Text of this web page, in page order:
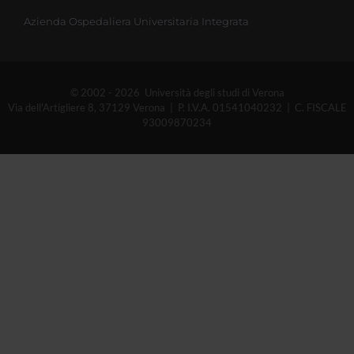
Azienda Ospedaliera Universitaria Integrata
© 2002 - 2026 Università degli studi di Verona
Via dell'Artigliere 8, 37129 Verona | P. I.V.A. 01541040232 | C. FISCALE
93009870234